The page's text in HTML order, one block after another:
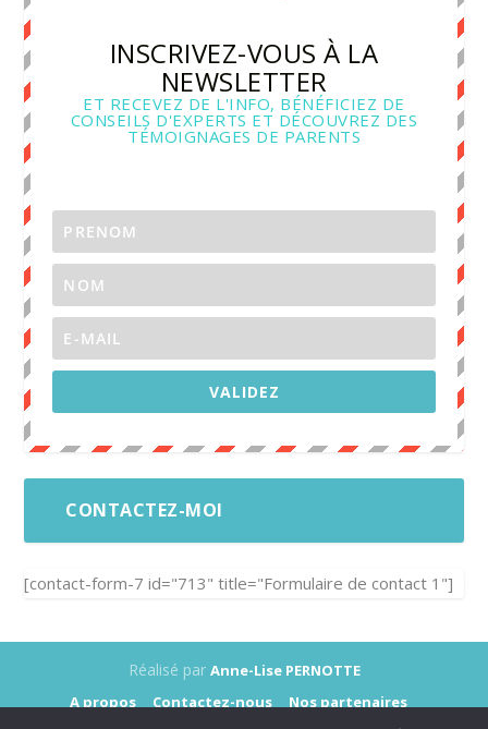
INSCRIVEZ-VOUS À LA
NEWSLETTER
ET RECEVEZ DE L'INFO, BÉNÉFICIEZ DE
CONSEILS D'EXPERTS ET DÉCOUVREZ DES
TÉMOIGNAGES DE PARENTS
VALIDEZ
CONTACTEZ-MOI
[contact-form-7 id="713" title="Formulaire de contact 1"]
Réalisé par Anne-Lise PERNOTTE
A propos
Contactez-nous
Nos partenaires